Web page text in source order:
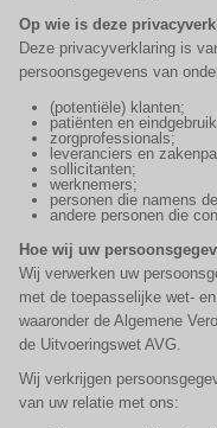
Op wie is deze
Deze privacyverklaring is
persoonsgegevens van
(potentiële) klanten;
patiënten en
zorgprofessionals;
leveranciers en
sollicitanten;
werknemers;
personen die namens
andere personen die
Hoe wij uw
Wij verwerken uw
met de toepasselijke wet-
waaronder de Algemene
de Uitvoeringswet AVG.
Wij verkrijgen
van uw relatie met ons: